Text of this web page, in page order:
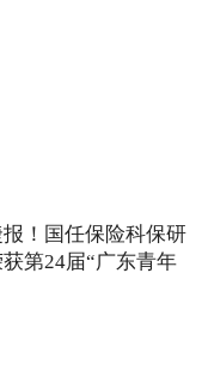
！国任保险科保研
第24届“广东青年